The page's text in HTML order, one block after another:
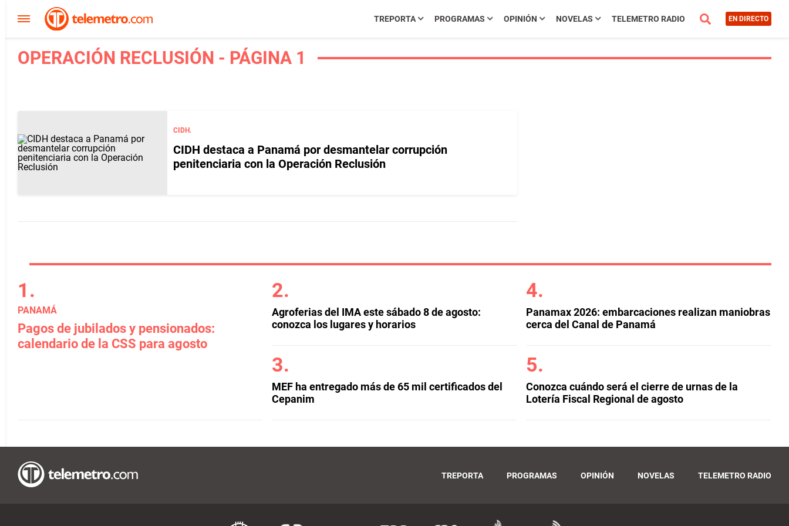
TREPORTA PROGRAMAS OPINIÓN NOVELAS TELEMETRO RADIO EN DIRECTO
OPERACIÓN RECLUSIÓN - PÁGINA 1
CIDH.
CIDH destaca a Panamá por desmantelar corrupción
penitenciaria con la Operación Reclusión
PANAMÁ
Pagos de jubilados y pensionados:
calendario de la CSS para agosto
Agroferias del IMA este sábado 8 de agosto:
conozca los lugares y horarios
MEF ha entregado más de 65 mil certificados del
Cepanim
Panamax 2026: embarcaciones realizan maniobras
cerca del Canal de Panamá
Conozca cuándo será el cierre de urnas de la
Lotería Fiscal Regional de agosto
TREPORTA PROGRAMAS OPINIÓN NOVELAS TELEMETRO RADIO